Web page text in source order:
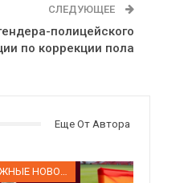
СЛЕДУЮЩЕЕ
полицейского
по коррекции пола
Еще От Автора
ЗАРУБЕЖНЫЕ НОВОСТИ